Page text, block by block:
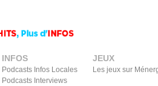
INFOS
Podcasts Infos Locales
Podcasts Interviews
JEUX
Les jeux sur